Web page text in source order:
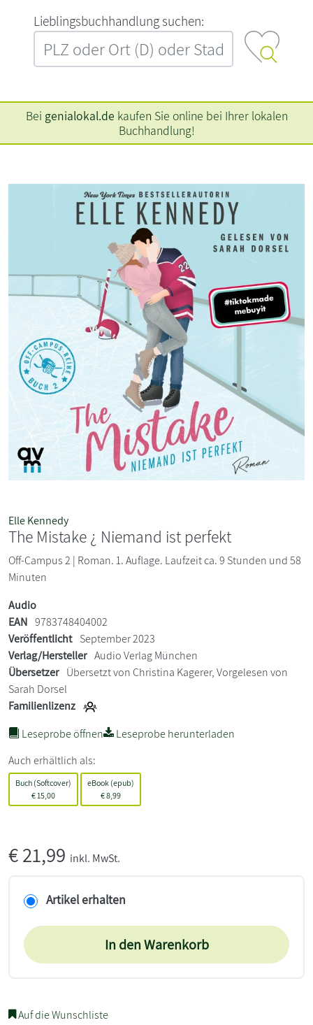
L‍i‍e‍b‍l‍i‍n‍g‍s‍b‍u‍c‍h‍h‍a‍n‍d‍l‍u‍n‍g‍ ‍s‍u‍c‍h‍e‍n‍:‍
Bei genialokal.de kaufen Sie online bei Ihrer lokalen
Buchhandlung!
Elle Kennedy
The Mistake ¿ Niemand ist perfekt
Off-Campus 2 | Roman. 1. Auflage. Laufzeit ca. 9 Stunden und 58
Minuten
Audio
EAN 9783748404002
Veröffentlicht September 2023
Verlag/Hersteller Audio Verlag München
Übersetzer Übersetzt von Christina Kagerer, Vorgelesen von
Sarah Dorsel
Familienlizenz
Leseprobe öffnen
Leseprobe herunterladen
Auch erhältlich als:
Buch (Softcover)
€ 15,00
eBook (epub)
€8,99
€21,99 inkl. MwSt.
Artikel erhalten
In den Warenkorb
Auf die Wunschliste